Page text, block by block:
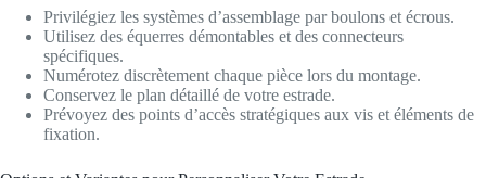
Privilégiez les systèmes d’assemblage par boulons et écrous.
Utilisez des équerres démontables et des connecteurs
spécifiques.
Numérotez discrètement chaque pièce lors du montage.
Conservez le plan détaillé de votre estrade.
Prévoyez des points d’accès stratégiques aux vis et éléments de
fixation.